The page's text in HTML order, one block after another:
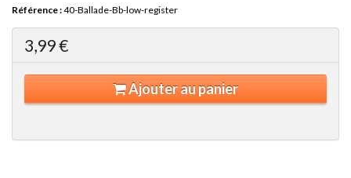
Référence :40-Ballade-Bb-low-register
3,99 €
Ajouter au panier